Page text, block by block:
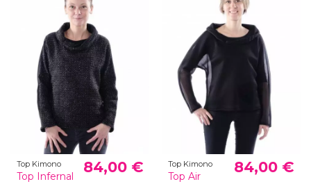
Top Kimono
Top Infernal
84,00 € Top Kimono
Top Air
84,00 €